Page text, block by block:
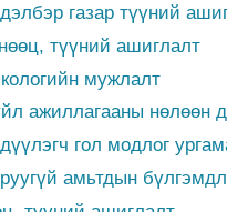
газар түүний
түүний ашиглалт
мужлалт
ажиллагааны нөлөөн
гол модлог
амьтдын